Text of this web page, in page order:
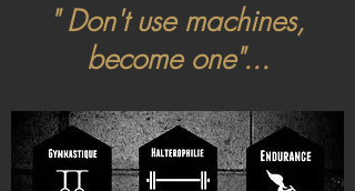
" Don't use machines,
become one"...